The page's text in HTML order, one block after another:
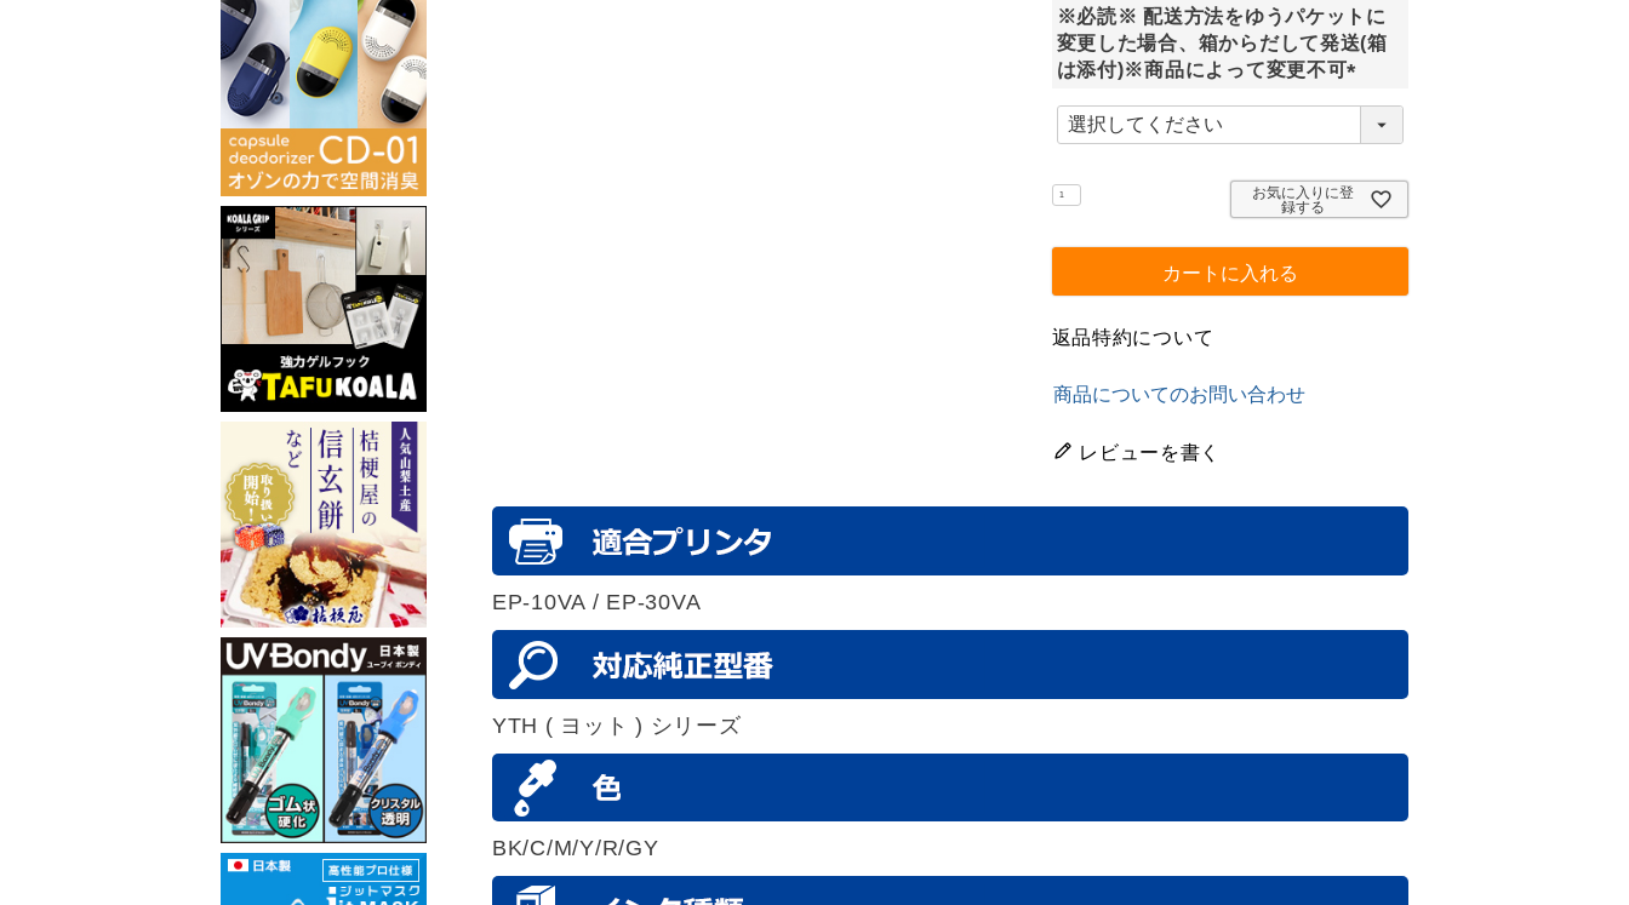
)
※必読※ 配送方法をゆうパケットに
変更した場合、箱からだして発送(箱
は添付)※商品によって変更不可
(
)
お気に入りに登
録する
カートに入れる
返品特約について
商品についてのお問い合わせ
レビューを書く
EP-10VA / EP-30VA
YTH ( ヨット ) シリーズ
BK/C/M/Y/R/GY